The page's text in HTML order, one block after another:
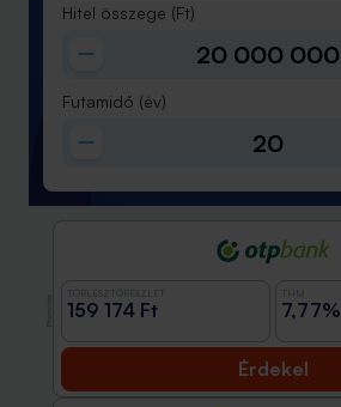
Hitel összege (Ft)
Futamidő (év)
159 174 Ft 7,77%
Érdekel